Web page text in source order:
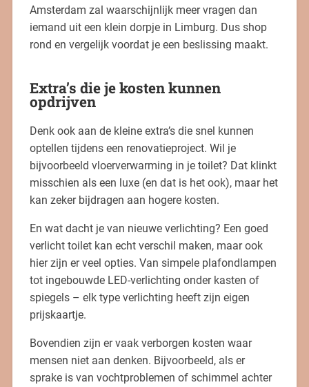
Amsterdam zal waarschijnlijk meer vragen dan
iemand uit een klein dorpje in Limburg. Dus shop
rond en vergelijk voordat je een beslissing maakt.
Extra’s die je kosten kunnen
opdrijven
Denk ook aan de kleine extra’s die snel kunnen
optellen tijdens een renovatieproject. Wil je
bijvoorbeeld vloerverwarming in je toilet? Dat klinkt
misschien als een luxe (en dat is het ook), maar het
kan zeker bijdragen aan hogere kosten.
En wat dacht je van nieuwe verlichting? Een goed
verlicht toilet kan echt verschil maken, maar ook
hier zijn er veel opties. Van simpele plafondlampen
tot ingebouwde LED-verlichting onder kasten of
spiegels – elk type verlichting heeft zijn eigen
prijskaartje.
Bovendien zijn er vaak verborgen kosten waar
mensen niet aan denken. Bijvoorbeeld, als er
sprake is van vochtproblemen of schimmel achter